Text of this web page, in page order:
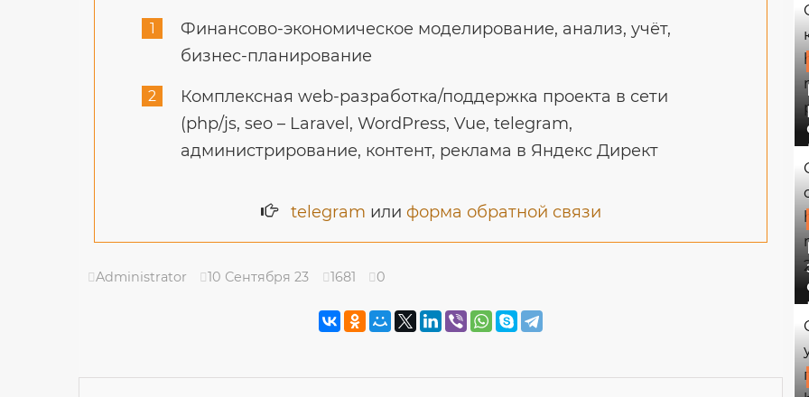
Финансово-экономическое моделирование, анализ, учёт,
бизнес-планирование
Комплексная web-разработка/поддержка проекта в сети
(php/js, seo – Laravel, WordPress, Vue, telegram,
администрирование, контент, реклама в Яндекс Директ
telegram или форма обратной связи
Administrator 10 Сентября 23 1681 0